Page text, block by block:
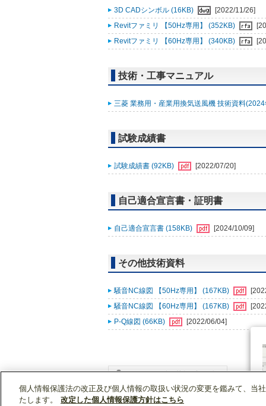
3D CADシンボル (16KB)
[2022/11/26]
Revitファミリ 【50Hz専用】 (352KB)
Revitファミリ 【60Hz専用】 (340KB)
技術・工事マニュアル
三菱 業務用・産業用換気送風機 技術資料
試験成績書
試験成績書 (92KB) [2022/07/20]
自己適合宣言書・証明書
自己適合宣言書 (158KB) [2024/10/09]
その他技術資料
騒音NC線図 【50Hz専用】 (167KB)
騒音NC線図 【60Hz専用】 (167KB)
P-Q線図 (66KB)
[2022/06/04]
WIN2Kトップ 製品情報
個人情報保護法の改正及び個人情報の取扱い状況の変更を鑑みて、当
たします。
改定した個人情報保護方針はこちら